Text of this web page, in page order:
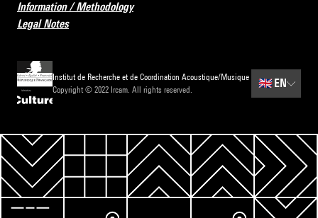
Information / Methodology
Legal Notes
Institut de Recherche et de Coordination Acoustique/Musique
Copyright © 2022 Ircam. All rights reserved.
🇬🇧 EN